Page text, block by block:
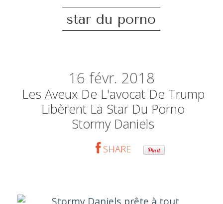
star du porno
16 févr. 2018
Les Aveux De L'avocat De Trump
Libèrent La Star Du Porno
Stormy Daniels
SHARE